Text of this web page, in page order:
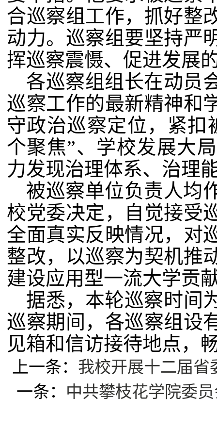
合巡察组工作，抓好整
动力。巡察组要坚持严
挥巡察震慑、促进发展
各巡察组组长在动员
巡察工作的最新精神和
守政治巡察定位，紧扣
个聚焦”、学校发展大
力发现治理体系、治理
被巡察单位负责人均
校党委决定，自觉接受
全面真实反映情况，对
整改，以巡察为契机推
建设应用型一流大学贡
据悉，本轮巡察时间
巡察期间，各巡察组设
见箱和信访接待地点，
上一条： 我校开展十二届省
一条： 中共攀枝花学院委